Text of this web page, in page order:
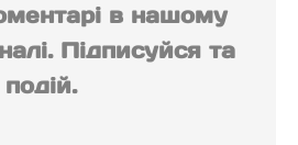
в нашому
Підписуйся та